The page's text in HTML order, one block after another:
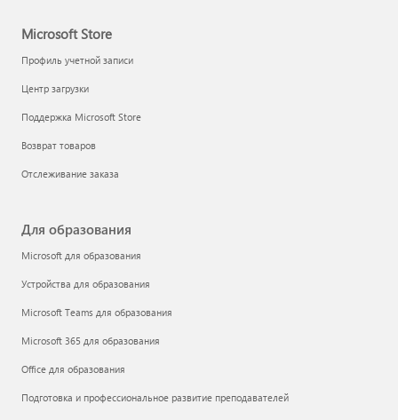
Microsoft Store
Профиль учетной записи
Центр загрузки
Поддержка Microsoft Store
Возврат товаров
Отслеживание заказа
Для образования
Microsoft для образования
Устройства для образования
Microsoft Teams для образования
Microsoft 365 для образования
Office для образования
Подготовка и профессиональное развитие преподавателей